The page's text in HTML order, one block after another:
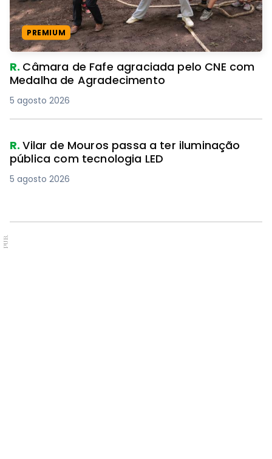
PREMIUM
R. Câmara de Fafe agraciada pelo CNE com
Medalha de Agradecimento
5 agosto 2026
R.Vilar de Mouros passa a ter iluminação
pública com tecnologia LED
5 agosto 2026
PUB.